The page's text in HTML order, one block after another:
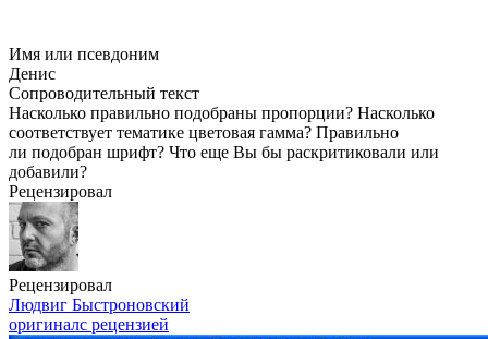
Имя или псевдоним
Денис
Сопроводительный текст
Насколько правильно подобраны пропорции? Насколько
соответствует тематике цветовая гамма? Правильно
ли подобран шрифт? Что еще Вы бы раскритиковали или
добавили?
Рецензировал
Рецензировал
Людвиг Быстроновский
оригиналс рецензией